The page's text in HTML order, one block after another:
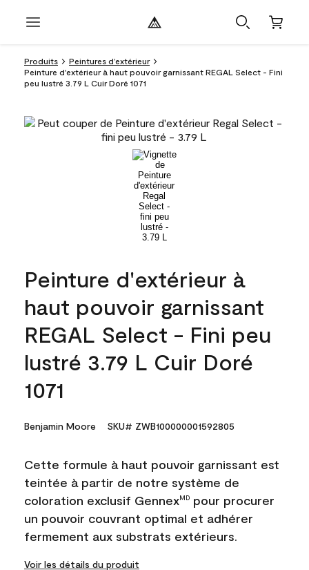
Produits
Peintures d’extérieur
Peinture d'extérieur à haut pouvoir garnissant REGAL Select - Fini
peu lustré 3.79 L Cuir Doré 1071
Peinture d'extérieur à
haut pouvoir garnissant
REGAL Select - Fini peu
lustré 3.79 L Cuir Doré
1071
Benjamin Moore SKU# ZWB100000001592805
Cette formule à haut pouvoir garnissant est
teintée à partir de notre système de
coloration exclusif GennexMD pour procurer
un pouvoir couvrant optimal et adhérer
fermement aux substrats extérieurs.
Voir les détails du produit